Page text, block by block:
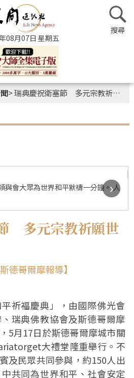
08月07日 星期五
>瑞典慶祝衛塞節 多元宗教祈願世界和平
與會大眾為世界和平默禱一分鐘。 人
›
多元宗教祈願世
德哥爾摩報導】
祈福慶典」，由國際佛光會
瑞典佛教協會及斯德哥爾摩
5月17日於斯德哥爾摩城市關
大禮堂隆重舉行。不
及民眾共同參與，約150人出
共同為世界和平、社會安定